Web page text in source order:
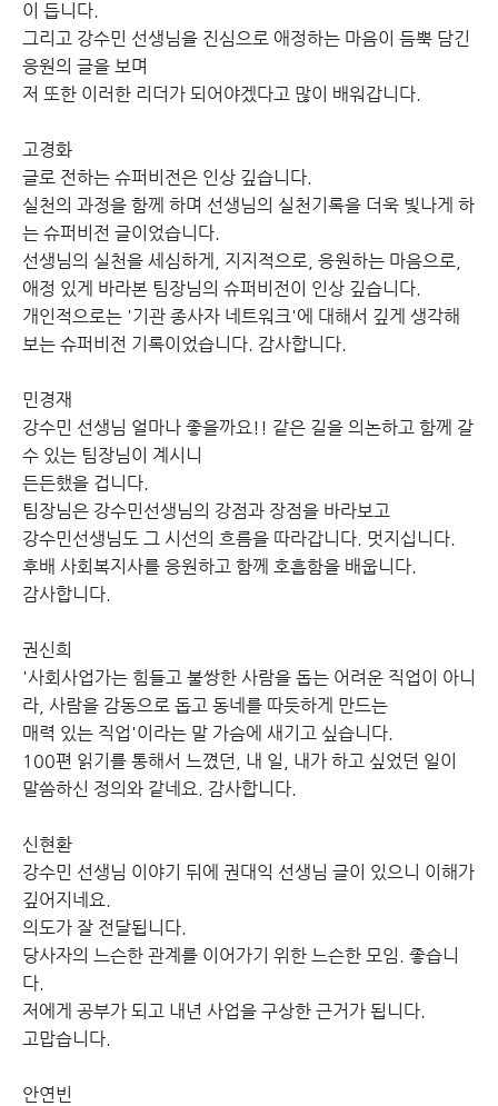
이 듭니다.
그리고 강수민 선생님을 진심으로 애정하는 마음이 듬뿍 담긴
응원의 글을 보며
저 또한 이러한 리더가 되어야겠다고 많이 배워갑니다.
고경화
글로 전하는 슈퍼비전은 인상 깊습니다.
실천의 과정을 함께 하며 선생님의 실천기록을 더욱 빛나게 하
는 슈퍼비전 글이었습니다.
선생님의 실천을 세심하게, 지지적으로, 응원하는 마음으로,
애정 있게 바라본 팀장님의 슈퍼비전이 인상 깊습니다.
개인적으로는 '기관 종사자 네트워크'에 대해서 깊게 생각해
보는 슈퍼비전 기록이었습니다. 감사합니다.
민경재
강수민 선생님 얼마나 좋을까요!! 같은 길을 의논하고 함께 갈
수 있는 팀장님이 계시니
든든했을 겁니다.
팀장님은 강수민선생님의 강점과 장점을 바라보고
강수민선생님도 그 시선의 흐름을 따라갑니다. 멋지십니다.
후배 사회복지사를 응원하고 함께 호흡함을 배웁니다.
감사합니다.
권신희
'사회사업가는 힘들고 불쌍한 사람을 돕는 어려운 직업이 아니
라, 사람을 감동으로 돕고 동네를 따듯하게 만드는
매력 있는 직업'이라는 말 가슴에 새기고 싶습니다.
100편 읽기를 통해서 느꼈던, 내 일, 내가 하고 싶었던 일이
말씀하신 정의와 같네요. 감사합니다.
신현환
강수민 선생님 이야기 뒤에 권대익 선생님 글이 있으니 이해가
깊어지네요.
의도가 잘 전달됩니다.
당사자의 느슨한 관계를 이어가기 위한 느슨한 모임. 좋습니
다.
저에게 공부가 되고 내년 사업을 구상한 근거가 됩니다.
고맙습니다.
안연빈